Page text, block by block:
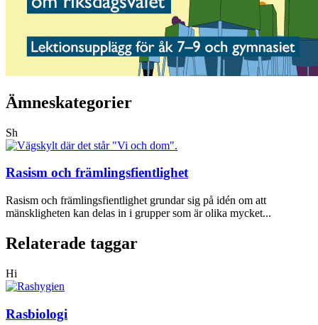
Ämneskategorier
Sh
Rasism och främlingsfientlighet
Rasism och främlingsfientlighet grundar sig på idén om att
mänskligheten kan delas in i grupper som är olika mycket...
Relaterade taggar
Hi
Rasbiologi